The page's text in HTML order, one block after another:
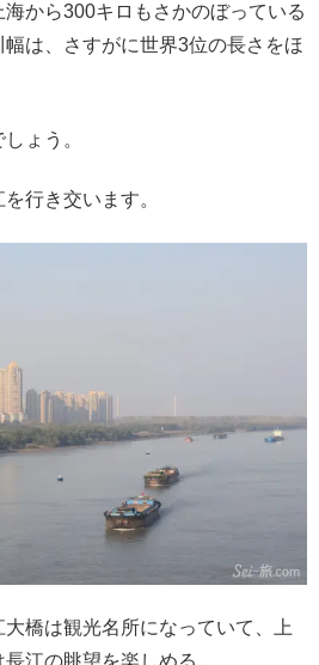
から300キロもさかのぼっている
は、さすがに世界3位の長さをほ
ょう。
行き交います。
橋は観光名所になっていて、上